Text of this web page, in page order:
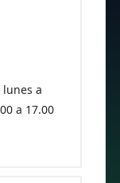
lunes a
a 17.00